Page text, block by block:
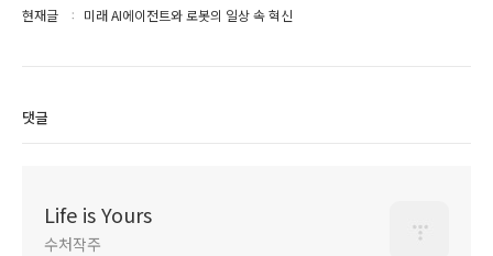
현재글 미래 AI에이전트와 로봇의 일상 속 혁신
댓글
Life is Yours
수처작주